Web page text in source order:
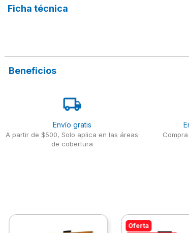
Ficha técnica
Beneficios
Envío gratis
A partir de $500, Solo aplica en las áreas
de cobertura
Oferta